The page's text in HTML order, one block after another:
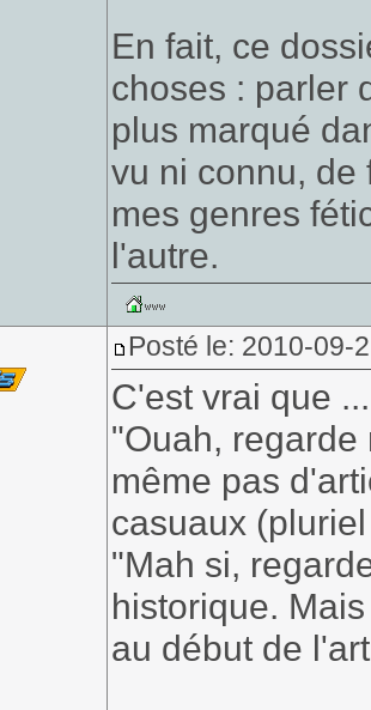
En fait, ce
choses : parler
plus marqué
vu ni connu, de
mes genres
l'autre.
Posté le: 2010-09-
C'est vrai que
"Ouah,
même pas
casuaux
"Mah si,
historique.
au début de